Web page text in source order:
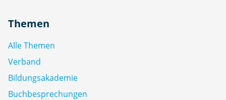
Themen
Alle Themen
Verband
Bildungsakademie
Buchbesprechungen